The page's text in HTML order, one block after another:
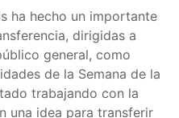
ha hecho un importante
dirigidas a
general, como
de la Semana de la
trabajando con la
una idea para transferir